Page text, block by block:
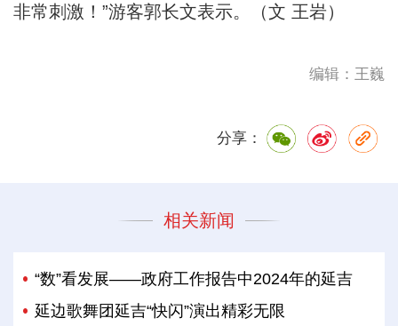
非常刺激！”游客郭长文表示。（文 王岩）
编辑：王巍
分享：
相关新闻
“数”看发展——政府工作报告中2024年的延吉
延边歌舞团延吉“快闪”演出精彩无限